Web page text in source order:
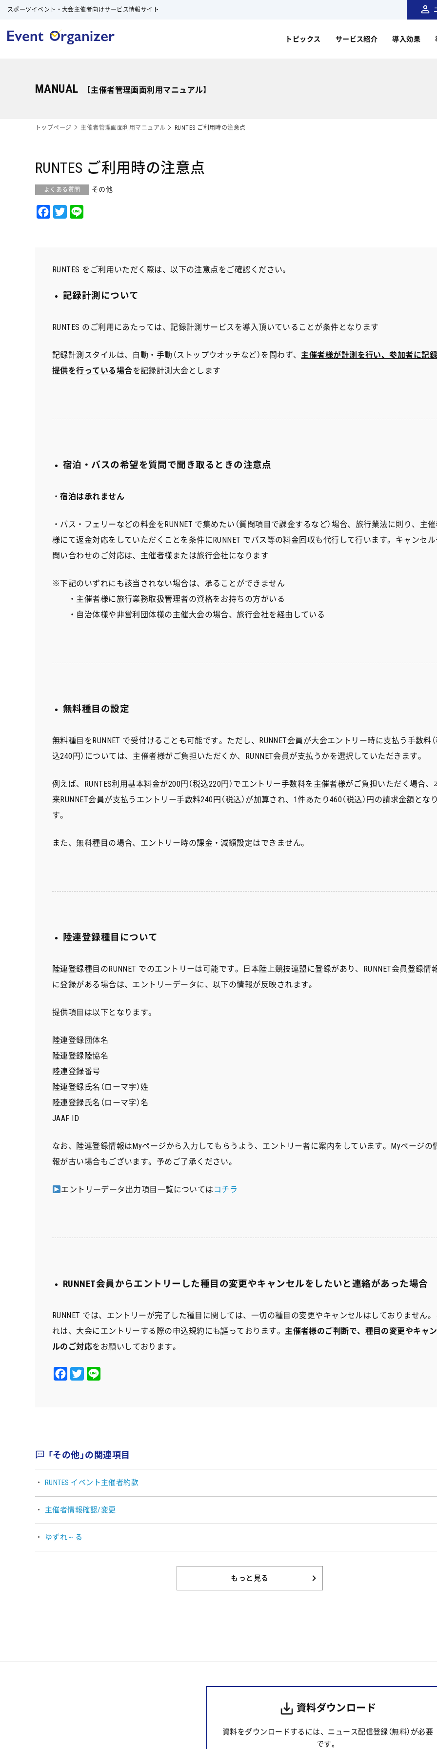
スポーツイベント・大会主催者向けサービス情報サイト
トピックス サービス紹介 導入効果
MANUAL 【主催者管理画面利用マニュアル】
トップページ 主催者管理画面利用マニュアル RUNTES ご利用時の注意点
RUNTES ご利用時の注意点
その他
b
T
t
r
RUNTES をご利用いただく際は、以下の注意点をご確認ください。
記録計測について
RUNTES のご利用にあたっては、記録計測サービスを導入頂いていることが条件となります
記録計測スタイルは、自動・手動（ストップウオッチなど）を問わず、 主催者様が計測を行い、参加者に記
提供を行っている場合を記録計測大会とします
宿泊・バスの希望を質問で聞き取るときの注意点
・宿泊は承れません
・バス・フェリーなどの料金をRUNNET で集めたい（質問項目で課金するなど）場合、旅行業法に則り、主
様にて返金対応をしていただくことを条件にRUNNET でバス等の料金回収も代行して行います。キャンセ
問い合わせのご対応は、主催者様または旅行会社になります
※下記のいずれにも該当されない場合は、承ることができません
・主催者様に旅行業務取扱管理者の資格をお持ちの方がいる
・自治体様や非営利団体様の主催大会の場合、旅行会社を経由している
無料種目の設定
無料種目をRUNNET で受付けることも可能です。ただし、RUNNET会員が大会エントリー時に支払う手数料
込240円）については、主催者様がご負担いただくか、RUNNET会員が支払うかを選択していただきます。
例えば、RUNTES利用基本料金が200円（税込220円）でエントリー手数料を主催者様がご負担いただく場合、
来RUNNET会員が支払うエントリー手数料240円（税込）が加算され、1件あたり460（税込）円の請求金額とな
す。
また、無料種目の場合、エントリー時の課金・減額設定はできません。
陸連登録種目について
陸連登録種目のRUNNET でのエントリーは可能です。日本陸上競技連盟に登録があり、RUNNET会員登録情
に登録がある場合は、エントリーデータに、以下の情報が反映されます。
提供項目は以下となります。
陸連登録団体名
陸連登録陸協名
陸連登録番号
陸連登録氏名（ローマ字）姓
陸連登録氏名（ローマ字）名
JAAF ID
なお、陸連登録情報はMyページから入力してもらうよう、エントリー者に案内をしています。Myページの
報が古い場合もございます。予めご了承ください。
エントリーデータ出力項目一覧については コチラ
RUNNET会員からエントリーした種目の変更やキャンセルをしたいと連絡があった場合
RUNNET では、エントリーが完了した種目に関しては、一切の種目の変更やキャンセルはしておりません
れは、大会にエントリーする際の申込規約にも謳っております。 主催者様のご判断で、種目の変更やキャ
ルのご対応をお願いしております。
o
k
T
r
「その他」の関連項目
RUNTES イベント主催者約款
主催者情報確認/変更
ゆずれ～る
もっと見る
資料ダウンロード
資料をダウンロードするには、ニュース配信登録（無料）が必要
です。